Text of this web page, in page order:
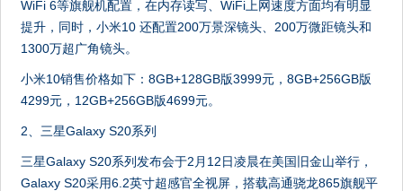
WiFi 6等旗舰机配置，在内存读写、WiFi上网速度方面均有明显
提升，同时，小米10 还配置200万景深镜头、200万微距镜头和
1300万超广角镜头。
小米10销售价格如下：8GB+128GB版3999元，8GB+256GB版
4299元，12GB+256GB版4699元。
2、三星Galaxy S20系列
三星Galaxy S20系列发布会于2月12日凌晨在美国旧金山举行，
Galaxy S20采用6.2英寸超感官全视屏，搭载高通骁龙865旗舰平